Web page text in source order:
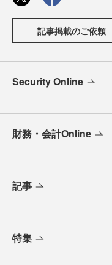
記事掲載のご依頼
Security Online
財務・会計Online
記事
特集